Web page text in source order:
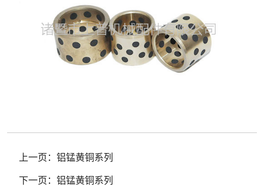
上一页： 铝锰黄铜系列
下一页： 铝锰黄铜系列